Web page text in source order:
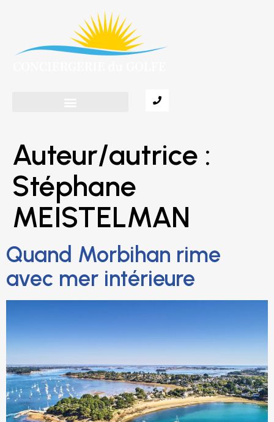
Auteur/autrice :
Stéphane
MEISTELMAN
Quand Morbihan rime
avec mer intérieure